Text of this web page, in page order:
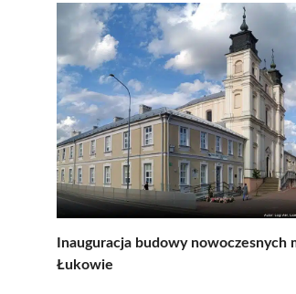
Inauguracja budowy nowoczesnych
Łukowie